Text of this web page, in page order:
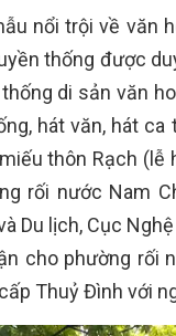
nổi trội về văn
thống được
di sản văn
hát văn, hát
thôn Rạch
rối nước Nam
Du lịch, Cục
cho phường rối
Thuỷ Đình với